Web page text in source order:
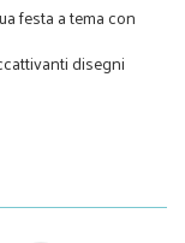
festa a tema con
disegni